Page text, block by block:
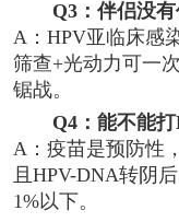
Q3：伴侣没
A：HPV亚临床感
筛查+光动力可一
锯战。
Q4：能不能
A：疫苗是预防性
且HPV-DNA转阴
1%以下。